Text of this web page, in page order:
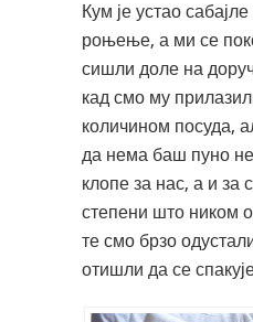
Кум је устао
роњење, а ми се
сишли доле на
кад смо му
количином посуда,
да нема баш пуно
клопе за нас, а и за
степени што ником
те смо брзо
отишли да се